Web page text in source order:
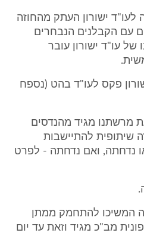
ישורון העתק מהחוזה
עם הקבלנים הנבחרים
של עו"ד ישורון עובר
עו"ד ישורון פקס לעו"ד בהט (נספח
מרשתנו מגיד מהנדסים
שיתופית להתיישבות
נדחתה, ואם נדחתה - לפרט
המשיכו להתחמק ממתן
מב"כ מגיד וזאת עד יום